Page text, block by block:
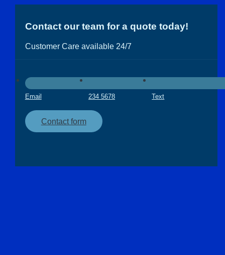
Contact our team for a quote today!
Customer Care available 24/7
Email 234 5678 Text
Contact form